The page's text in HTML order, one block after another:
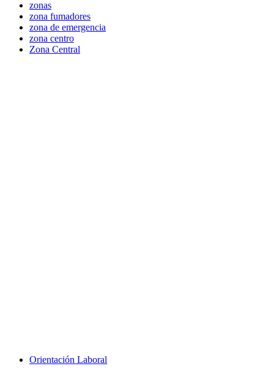
zonas
zona fumadores
zona de emergencia
zona centro
Zona Central
Orientación Laboral